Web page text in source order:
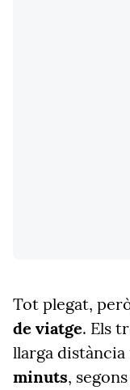
Tot plegat,
de viatge. Els
llarga
minuts,